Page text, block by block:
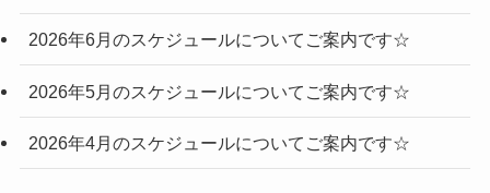
2026年6月のスケジュールについてご案内です☆
2026年5月のスケジュールについてご案内です☆
2026年4月のスケジュールについてご案内です☆